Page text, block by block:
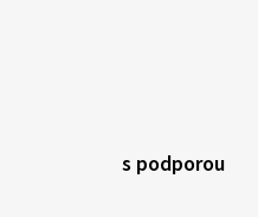
s podporou